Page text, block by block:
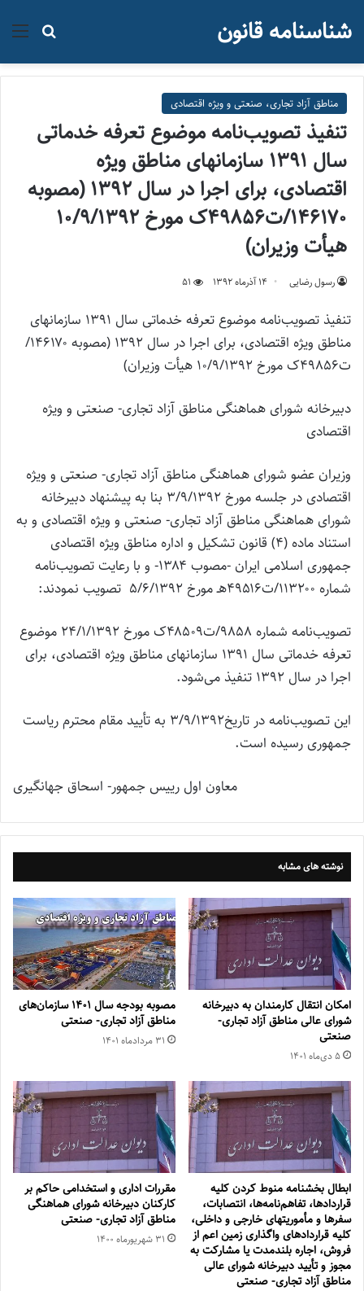
جستجو شناسنامه قانون
مناطق آزاد تجاری، صنعتی و ویژه اقتصادی
تنفیذ تصویب‌نامه موضوع تعرفه خدماتی
سال ۱۳۹۱ سازمانهای مناطق ویژه
اقتصادی، برای اجرا در سال ۱۳۹۲ (مصوبه
۱۴۶۱۷۰/ت۴۹۸۵۶ک مورخ ۱۰/۹/۱۳۹۲
هیأت وزیران)
رسول رضایی ۱۴ آذر‌ماه ۱۳۹۲ 51
تنفیذ تصویب‌نامه موضوع تعرفه خدماتی سال ۱۳۹۱ سازمانهای
مناطق ویژه اقتصادی، برای اجرا در سال ۱۳۹۲ (مصوبه
۱۴۶۱۷۰/
ت۴۹۸۵۶ک مورخ ۱۰/۹/۱۳۹۲ هیأت وزیران)
دبیرخانه شورای هماهنگی مناطق آزاد تجاری- صنعتی و ویژه
اقتصادی
وزیران عضو شورای هماهنگی مناطق آزاد تجاری- صنعتی و ویژه
اقتصادی در جلسه مورخ ۳/۹/۱۳۹۲ بنا به پیشنهاد دبیرخانه
شورای هماهنگی مناطق آزاد تجاری- صنعتی و ویژه اقتصادی و به
استناد ماده (۴) قانون تشکیل و اداره مناطق ویژه اقتصادی
جمهوری اسلامی ایران -مصوب ۱۳۸۴- و با رعایت تصویب‌نامه
شماره ۱۱۳۲۰۰/ت۴۹۵۱۶هـ مورخ ۵/۶/۱۳۹۲ تصویب نمودند:
تصویب‌نامه شماره ۹۸۵۸/ت۴۸۵۰۹ک مورخ ۲۴/۱/۱۳۹۲ موضوع
تعرفه خدماتی سال ۱۳۹۱ سازمانهای مناطق ویژه اقتصادی، برای
اجرا در سال ۱۳۹۲ تنفیذ می‌شود.
این تـصویب‌نامه در تاریخ۳/۹/۱۳۹۲ به تأیید مقام محترم ریاست
جمهوری رسیده است.
معاون اول رییس جمهور- اسحاق جهانگیری
نوشته های مشابه
امکان انتقال کارمندان به دبیرخانه
شورای عالی مناطق آزاد تجاری-
صنعتی
۵ دی‌ماه ۱۴۰۱
مصوبه بودجه سال ۱۴۰۱ سازمان‌های
مناطق آزاد تجاری- صنعتی
۳۱ مرداد‌ماه ۱۴۰۱
ابطال بخشنامه منوط کردن کلیه
قراردادها، تفاهم‌نامه‌ها، انتصابات،
سفرها و مأموریتهای خارجی و داخلی،
کلیه قراردادهای واگذاری زمین اعم از
فروش، اجاره بلندمدت یا مشارکت به
مجوز و تأیید دبیرخانه شورای عالی
مناطق آزاد تجاری- صنعتی
مقررات اداری و استخدامی حاکم بر
کارکنان دبیرخانه شورای هماهنگی
مناطق آزاد تجاری- صنعتی
۳۱ شهریور‌ماه ۱۴۰۰